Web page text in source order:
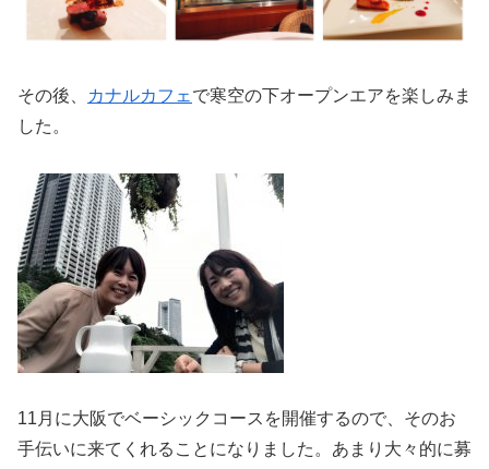
その後、 カナルカフェ で寒空の下オープンエアを楽しみま
した。
11月に大阪でベーシックコースを開催するので、そのお
手伝いに来てくれることになりました。あまり大々的に募